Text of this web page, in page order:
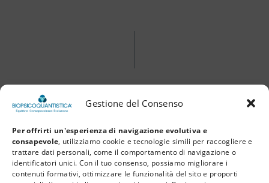
Gestione del Consenso
Per offrirti un'esperienza di navigazione evolutiva e
consapevole, utilizziamo cookie e tecnologie simili per raccogliere e
trattare dati personali, come il comportamento di navigazione o
identificatori unici. Con il tuo consenso, possiamo migliorare i
contenuti formativi, ottimizzare le funzionalità del sito e proporti
Risorse per
Approfondire